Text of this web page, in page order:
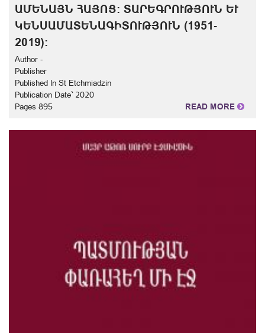
ԱՄԵՆԱՅՆ ՀԱՅՈՑ: ՏԱՐԵԳՐՈՒԹՅՈՒՆ ԵՒ Կ
ԵՆՍԱՄԱՏԵՆԱԳԻՏՈՒԹՅՈՒՆ (1951-2
019):
Author -
Publisher
Published In St Etchmiadzin
Publication Date` 2020
Pages 895
READ MORE